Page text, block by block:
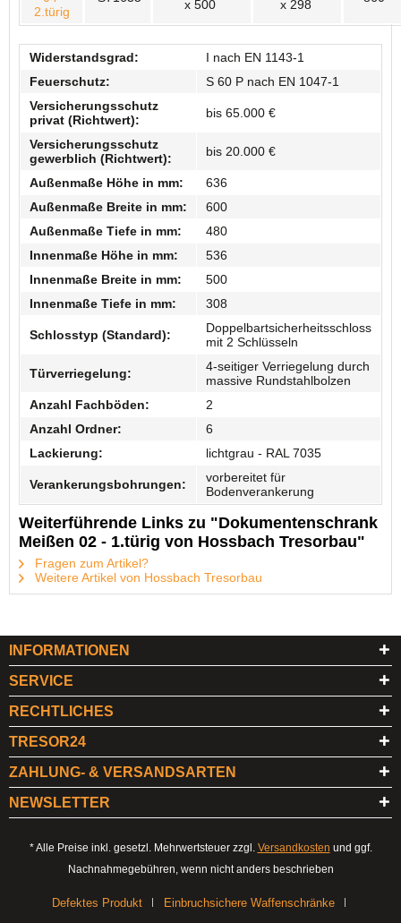
2.türig
x 500
x 298
Widerstandsgrad:
I nach EN 1143-1
Feuerschutz:
S 60 P nach EN 1047-1
Versicherungsschutz
privat (Richtwert):
bis 65.000 €
Versicherungsschutz
gewerblich (Richtwert):
bis 20.000 €
Außenmaße Höhe in mm:
636
Außenmaße Breite in mm:
600
Außenmaße Tiefe in mm:
480
Innenmaße Höhe in mm:
536
Innenmaße Breite in mm:
500
Innenmaße Tiefe in mm:
308
Schlosstyp (Standard):
Doppelbartsicherheitsschloss
mit 2 Schlüsseln
Türverriegelung:
4-seitiger Verriegelung durch
massive Rundstahlbolzen
Anzahl Fachböden:
2
Anzahl Ordner:
6
Lackierung:
lichtgrau - RAL 7035
Verankerungsbohrungen:
vorbereitet für
Bodenverankerung
Weiterführende Links zu "Dokumentenschrank
Meißen 02 - 1.türig von Hossbach Tresorbau"
Fragen zum Artikel?
Weitere Artikel von Hossbach Tresorbau
INFORMATIONEN
SERVICE
RECHTLICHES
TRESOR24
ZAHLUNG- & VERSANDSARTEN
NEWSLETTER
* Alle Preise inkl. gesetzl. Mehrwertsteuer zzgl. Versandkosten und ggf.
Nachnahmegebühren, wenn nicht anders beschrieben
Defektes Produkt Einbruchsichere Waffenschränke